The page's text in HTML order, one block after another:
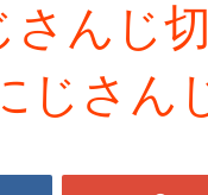
んじ
じさん